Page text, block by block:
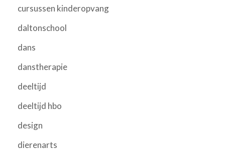
cursussen kinderopvang
daltonschool
dans
danstherapie
deeltijd
deeltijd hbo
design
dierenarts